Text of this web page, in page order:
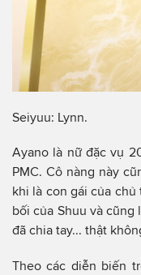
Seiyuu: Lynn.
Ayano là nữ đặc vụ
PMC. Cô nàng này
khi là con gái của
bối của Shuu và cũng
đã chia tay... thật
Theo các diễn biến